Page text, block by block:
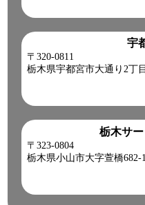
宇
〒320-0811
栃木県宇都宮市大通り2丁
栃木サ
〒323-0804
栃木県小山市大字萱橋682-1